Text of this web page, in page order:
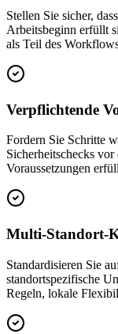
Stellen Sie sicher,
Arbeitsbeginn erfüllt
als Teil des
Verpflichtende
Fordern Sie Schritte
Sicherheitschecks
Voraussetzungen
Multi-Standort-
Standardisieren Sie
standortspezifische
Regeln, lokale